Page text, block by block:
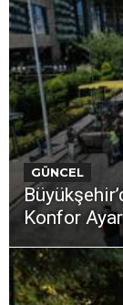
GÜNCEL
Konfor